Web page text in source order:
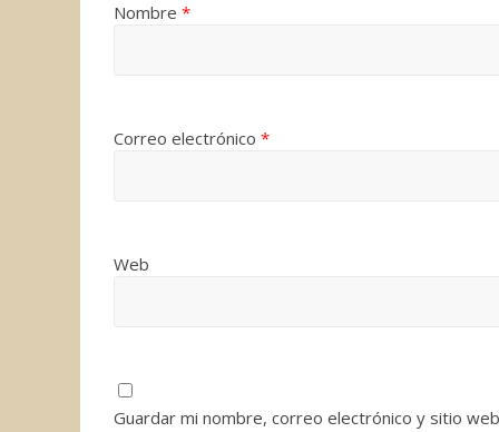
Nombre *
Correo electrónico *
Web
Guardar mi nombre, correo electrónico y sitio